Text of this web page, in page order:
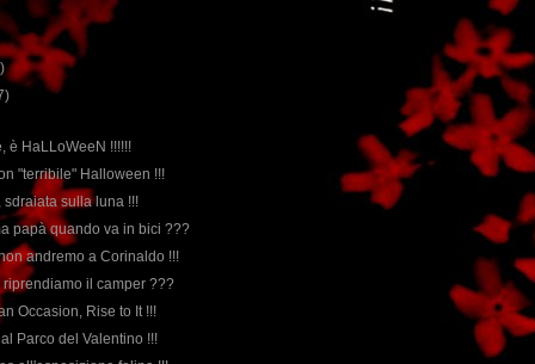
è HaLLoWeeN !!!!!!
"terribile" Halloween !!!
sdraiata sulla luna !!!
papà quando va in bici ???
andremo a Corinaldo !!!
riprendiamo il camper ???
Occasion, Rise to It !!!
Parco del Valentino !!!